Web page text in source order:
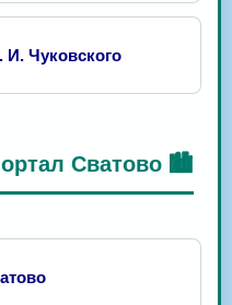
И. Чуковского
Сватово 🏙️